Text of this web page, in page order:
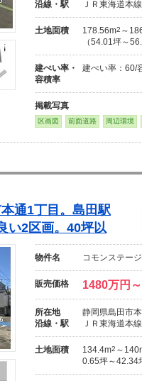
沿線・駅
ＪＲ東海道本
土地面積 178.56m2 ～
（54.01坪～
建ぺい率・
容積率
建ぺい率：60/
掲載写真
区画図 前面道路 周辺環境
通1丁目。島田駅
い2区画。40坪以
物件名 コモンステー
販売価格 1480万円
所在地
静岡県島田市
沿線・駅
ＪＲ東海道本
土地面積 134.4m2 ～
0.65坪～42.34